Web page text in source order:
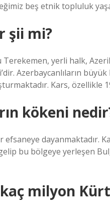
beş etnik topluluk
şii mi?
Terekemen, yerli halk,
Azerbaycanlıların
Kars, özellikle
kökeni
efsaneye dayanmaktadır.
gelip bu bölgeye yerleşen
kaç milyon